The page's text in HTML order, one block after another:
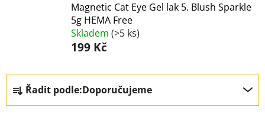
Magnetic Cat Eye Gel lak 5. Blush Sparkle
5g HEMA Free
Skladem (>5 ks)
199 Kč
Ř
a
z
Řadit podle:Doporučujeme